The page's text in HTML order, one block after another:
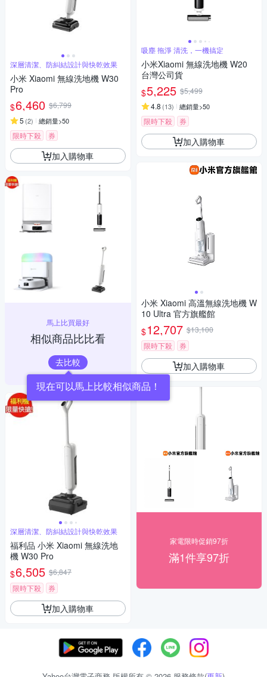
深層清潔、防糾結設計與快乾效果
小米 Xiaomi 無線洗地機 W30
Pro
$6,460 $6,799
5 (2) 總銷量>50
限時下殺 券
加入購物車
馬上比買最好
相似商品比比看
去比較
現在可以馬上比較相似商品！
深層清潔、防糾結設計與快乾效果
福利品 小米 Xiaomi 無線洗地
機 W30 Pro
$6,505 $6,847
限時下殺
券
加入購物車
吸塵 拖淨 清洗，一機搞定
小米Xiaomi 無線洗地機 W20
台灣公司貨
$5,225 $5,499
4.8 (13) 總銷量>50
限時下殺 券
加入購物車
小米 Xiaomi 高溫無線洗地機 W
10 Ultra 官方旗艦館
$12,707 $13,100
限時下殺
券
加入購物車
家電限時促銷97折
滿1件享97折